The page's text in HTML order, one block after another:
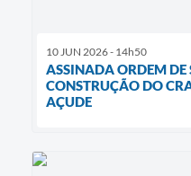
10 JUN 2026 - 14h50
ASSINADA ORDEM DE
CONSTRUÇÃO DO
AÇUDE